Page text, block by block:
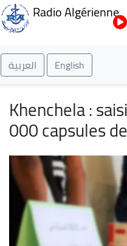
Radio Algérienne
العربية English
Khenchela :
000 capsules